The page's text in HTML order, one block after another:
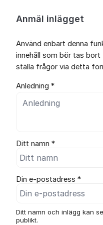
Anmäl inlägget
Använd enbart denna
innehåll som bör tas
ställa frågor via detta
Anledning *
Ditt namn *
Din e-postadress *
Ditt namn och inlägg kan
publikt.